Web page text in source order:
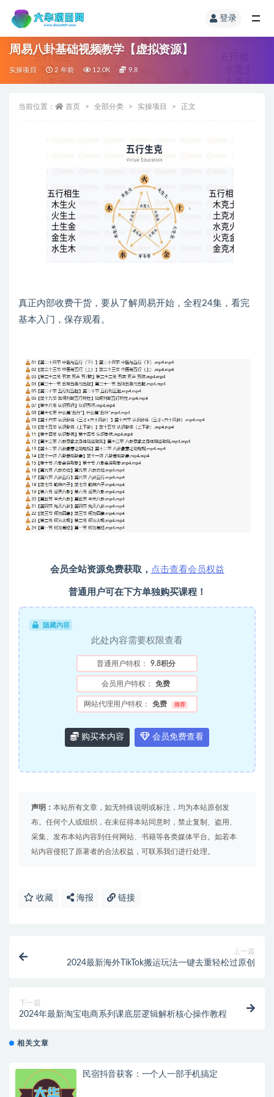
登录
周易八卦基础视频教学【虚拟资源】
实操项目 2 年前 12.0K 9.8
当前位置： 首页 全部分类 实操项目 正文
真正内部收费干货，要从了解周易开始，全程24集，看完
基本入门，保存观看。
会员全站资源免费获取， 点击查看会员权益
普通用户可在下方单独购买课程！
隐藏内容
此处内容需要权限查看
普通用户特权： 9.8积分
会员用户特权： 免费
网站代理用户特权： 免费 推荐
购买本内容 会员免费查看
声明： 本站所有文章，如无特殊说明或标注，均为本站原创发
布。任何个人或组织，在未征得本站同意时，禁止复制、盗用、
采集、发布本站内容到任何网站、书籍等各类媒体平台。如若本
站内容侵犯了原著者的合法权益，可联系我们进行处理。
收藏 海报 链接
上一篇
2024最新海外TikTok搬运玩法一键去重轻松过原创
下一篇
2024年最新淘宝电商系列课底层逻辑解析核心操作教程
相关文章
民宿抖音获客：一个人一部手机搞定